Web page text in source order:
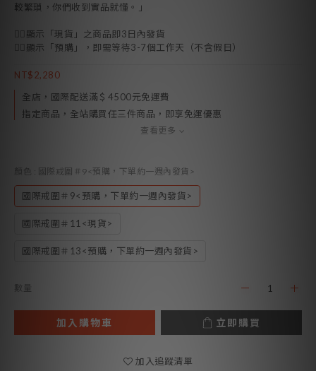
較繁瑣，你們收到實品就懂。」
👉🏻顯示「現貨」之商品即3日內發貨
👉🏻顯示「預購」，即需等待3-7個工作天（不含假日）
NT$2,280
全店，國際配送滿＄4500元免運費
指定商品，全站購買任三件商品，即享免運優惠
查看更多
顏色 : 國際戒圍＃9<預購，下單約一週內發貨>
國際戒圍＃9<預購，下單約一週內發貨>
國際戒圍＃11<現貨>
國際戒圍＃13<預購，下單約一週內發貨>
數量
加入購物車 立即購買
加入追蹤清單